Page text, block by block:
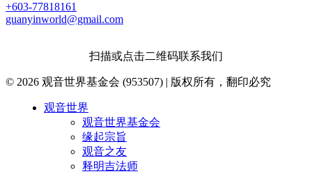
+603-77818161
guanyinworld@gmail.com
扫描或点击二维码联系我们
© 2026 观音世界基金会 (953507) | 版权所有，翻印必究
观音世界
观音世界基金会
缘起宗旨
观音之友
释明吉法师